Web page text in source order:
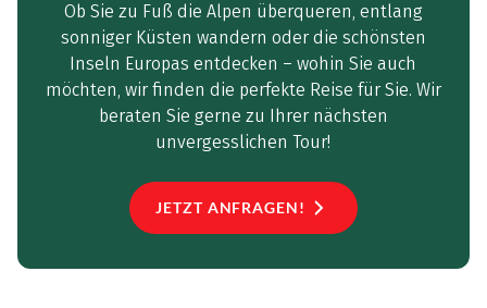
Ob Sie zu Fuß die Alpen überqueren, entlang
sonniger Küsten wandern oder die schönsten
Inseln Europas entdecken – wohin Sie auch
möchten, wir finden die perfekte Reise für Sie. Wir
beraten Sie gerne zu Ihrer nächsten
unvergesslichen Tour!
JETZT ANFRAGEN!